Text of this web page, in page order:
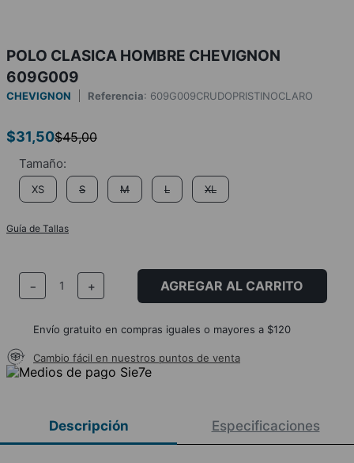
POLO CLASICA HOMBRE CHEVIGNON
609G009
CHEVIGNON Referencia: 609G009CRUDOPRISTINOCLARO
$31,50$45,00
XS S M L XL
Guía de Tallas
＋
－ AGREGAR AL CARRITO
Envío gratuito en compras iguales o mayores a $120
Cambio fácil en nuestros puntos de venta
Descripción Especificaciones